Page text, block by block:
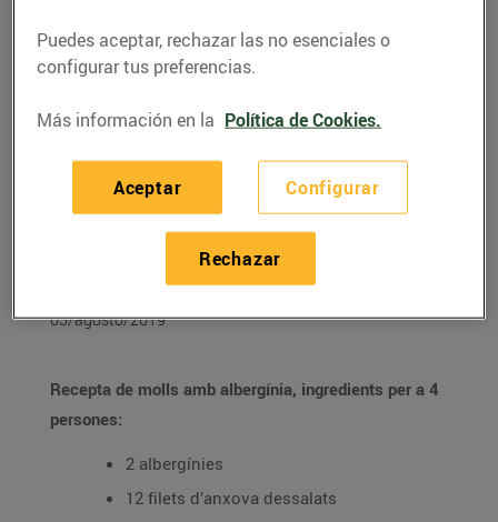
RECETAS
Recepta de molls amb
albergínia
05/agosto/2019
Recepta de molls amb albergínia, ingredients per a 4
persones:
2 albergínies
12 filets d’anxova dessalats
Puedes aceptar, rechazar las no esenciales o
configurar tus preferencias.
Más información en la Política de Cookies.
Configurar
Rechazar
Aceptar